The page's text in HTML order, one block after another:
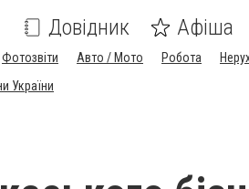
Довідник Афіша
Фотозвіти Авто / Мото Робота
України